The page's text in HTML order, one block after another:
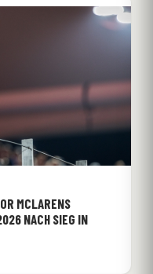
MCLARENS
NACH SIEG IN